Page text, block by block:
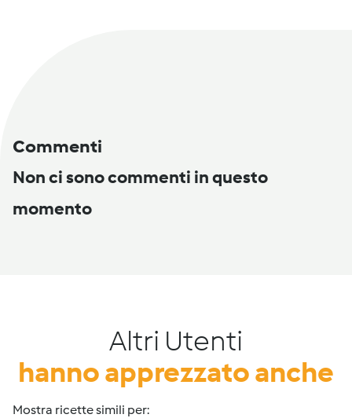
Commenti
Non ci sono commenti in questo
momento
Altri Utenti
hanno apprezzato anche
Mostra ricette simili per: